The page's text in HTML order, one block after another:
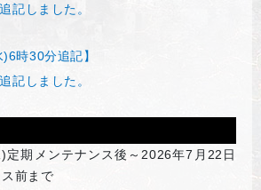
記しました。
時30分追記】
記しました。
定期メンテナンス後～2026年7月22日
前まで